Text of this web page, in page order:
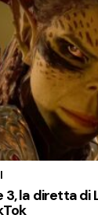
3, la diretta